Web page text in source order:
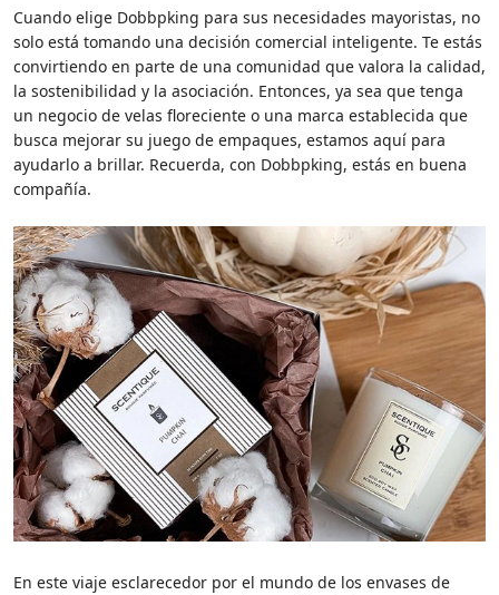
Cuando elige Dobbpking para sus necesidades mayoristas, no
solo está tomando una decisión comercial inteligente. Te estás
convirtiendo en parte de una comunidad que valora la calidad,
la sostenibilidad y la asociación. Entonces, ya sea que tenga
un negocio de velas floreciente o una marca establecida que
busca mejorar su juego de empaques, estamos aquí para
ayudarlo a brillar. Recuerda, con Dobbpking, estás en buena
compañía.
En este viaje esclarecedor por el mundo de los envases de